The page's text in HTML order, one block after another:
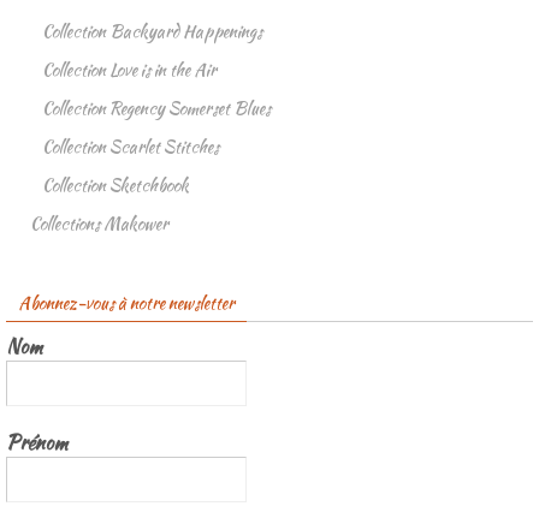
Collection Backyard Happenings
Collection Love is in the Air
Collection Regency Somerset Blues
Collection Scarlet Stitches
Collection Sketchbook
Collections Makower
Abonnez-vous à notre newsletter
Nom
Prénom